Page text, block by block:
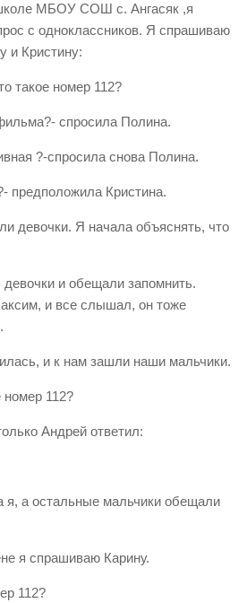
обороны
МБОУ СОШ с. Ангасяк ,я
с одноклассников. Я спрашиваю
и Кристину:
такое номер 112?
спросила Полина.
?-спросила снова Полина.
предположила Кристина.
девочки. Я начала объяснять, что
и обещали запомнить.
и все слышал, он тоже
и к нам зашли наши мальчики.
номер 112?
Андрей ответил:
я, а остальные мальчики обещали
я спрашиваю Карину.
112?